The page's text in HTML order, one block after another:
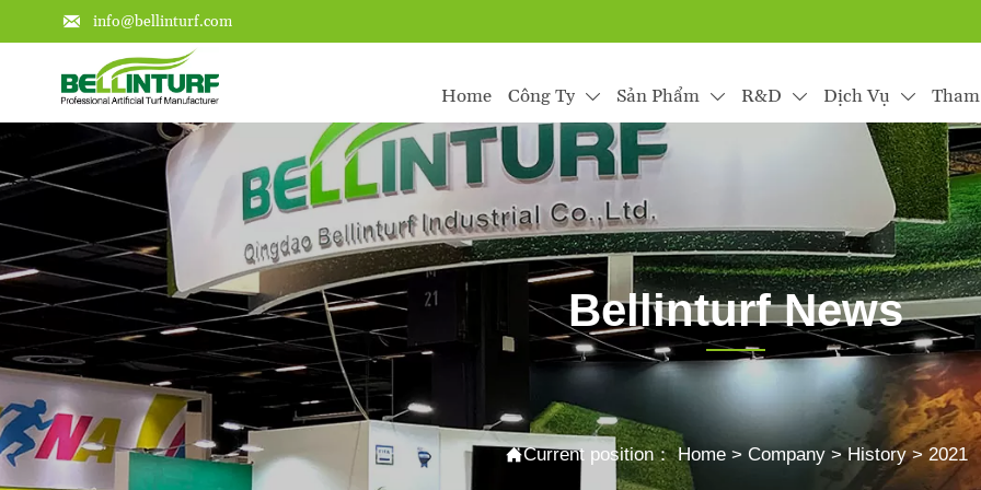
 info@bellinturf.com
Home Công Ty  Sản Phẩm  R&D  Dịch Vụ 
Bellinturf News
Learn about the key points of artificial grass installation and maintenance, and use the
Current position：Home >Company >History>2021